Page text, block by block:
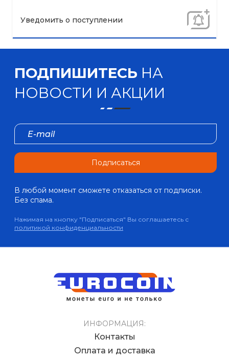
Уведомить о поступлении
ПОДПИШИТЕСЬ НА
НОВОСТИ И АКЦИИ
Подписаться
В любой момент сможете отказаться от подписки.
Без спама.
Нажимая на кнопку "Подписаться" Вы соглашаетесь с
политикой конфиденциальности
ИНФОРМАЦИЯ:
Контакты
Оплата и доставка